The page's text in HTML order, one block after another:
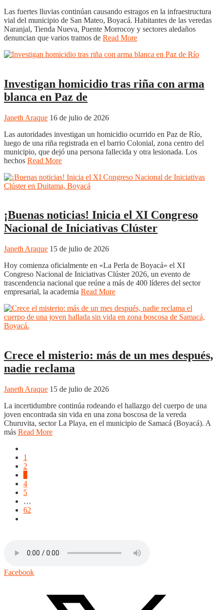
Las fuertes lluvias continúan causando estragos en la infraestructura
vial del municipio de San Mateo, Boyacá. Habitantes de las veredas
Naranjal, Tienda Nueva, Puente Morrocoy y sectores aledaños
denuncian que varios tramos de Read More
Investigan homicidio tras riña con arma
blanca en Paz de
Janeth Araque 16 de julio de 2026
Las autoridades investigan un homicidio ocurrido en Paz de Río,
luego de una riña registrada en el barrio Colonial, zona centro del
municipio, que dejó una persona fallecida y otra lesionada. Los
hechos Read More
¡Buenas noticias! Inicia el XI Congreso
Nacional de Iniciativas Clúster
Janeth Araque 15 de julio de 2026
Hoy comienza oficialmente en «La Perla de Boyacá» el XI
Congreso Nacional de Iniciativas Clúster 2026, un evento de
trascendencia nacional que reúne a más de 400 líderes del sector
empresarial, la academia Read More
Crece el misterio: más de un mes después,
nadie reclama
Janeth Araque 15 de julio de 2026
La incertidumbre continúa rodeando el hallazgo del cuerpo de una
joven encontrada sin vida en una zona boscosa de la vereda
Churuvita, sector La Playa, en el municipio de Samacá (Boyacá). A
más Read More
1
2
4
5
…
62
Facebook